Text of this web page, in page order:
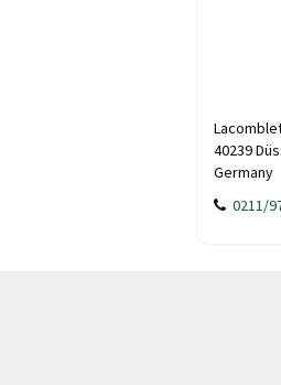
40239
Germany
0211/